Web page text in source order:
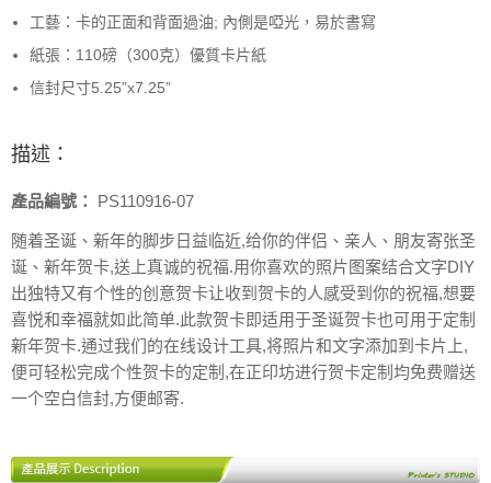
工藝：卡的正面和背面過油; 內側是啞光，易於書寫
紙張：110磅（300克）優質卡片紙
信封尺寸5.25”x7.25”
描述：
產品編號： PS110916-07
随着圣诞、新年的脚步日益临近,给你的伴侣、亲人、朋友寄张圣
诞、新年贺卡,送上真诚的祝福.用你喜欢的照片图案结合文字DIY
出独特又有个性的创意贺卡让收到贺卡的人感受到你的祝福,想要
喜悦和幸福就如此简单.此款贺卡即适用于圣诞贺卡也可用于定制
新年贺卡.通过我们的在线设计工具,将照片和文字添加到卡片上,
便可轻松完成个性贺卡的定制,在正印坊进行贺卡定制均免费赠送
一个空白信封,方便邮寄.